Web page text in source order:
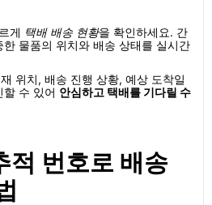
게 택배 배송 현황을 확인하세요. 간
물품의 위치와 배송 상태를 실시간
위치, 배송 진행 상황, 예상 도착일
수 있어 안심하고 택배를 기다릴 수
번호로 배송